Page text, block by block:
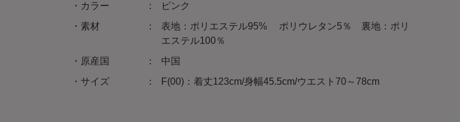
カラー
ピンク
素材
表地：ポリエステル95% ポリウレタン5％ 裏地：ポリ
エステル100％
原産国
中国
サイズ
F(00)：着丈123cm/身幅45.5cm/ウエスト70～78cm